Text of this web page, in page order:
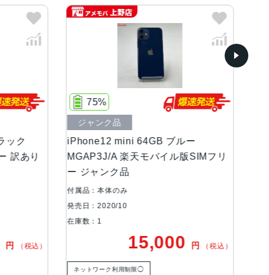
ブルー
ル版SIMフリ
円
iPhone12 mini 128GB ブルー
MGDP3J/A docomo版SIMフリー ジ
ャンク品
ジャンク品
付属品：本体のみ
発売日：2020/10
在庫数：1
18,000円
ネットワーク利用制限◯